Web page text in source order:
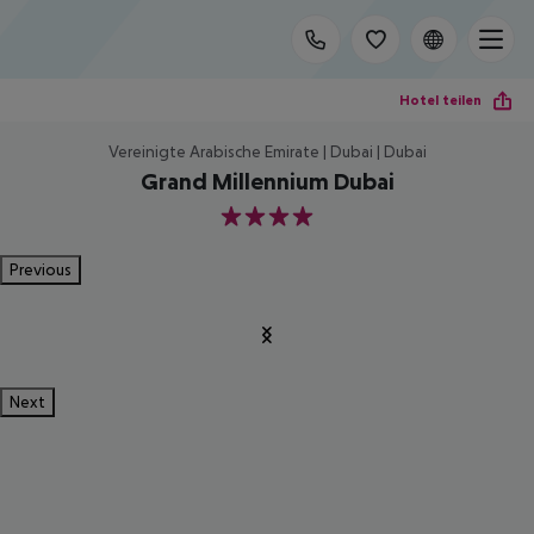
Hotel teilen
Vereinigte Arabische Emirate | Dubai | Dubai
Grand Millennium Dubai
4
Previous
Next